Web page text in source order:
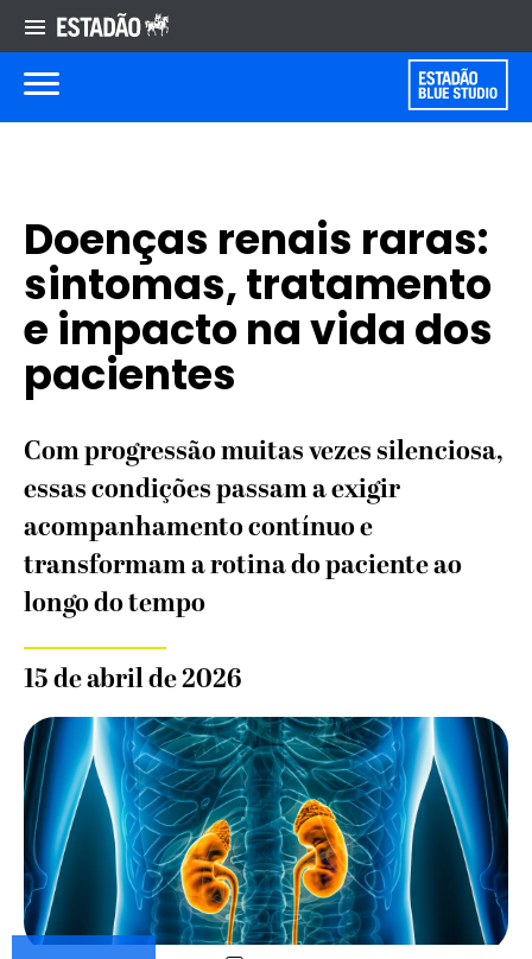
Doenças renais raras:
sintomas, tratamento
e impacto na vida dos
pacientes
Com progressão muitas vezes silenciosa,
essas condições passam a exigir
acompanhamento contínuo e
transformam a rotina do paciente ao
longo do tempo
15 de abril de 2026